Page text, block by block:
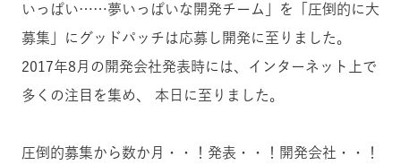
いっぱい……夢いっぱいな開発チーム」を「圧倒的に大
募集」にグッドパッチは応募し開発に至りました。
2017年8月の開発会社発表時には、インターネット上で
多くの注目を集め、 本日に至りました。
圧倒的募集から数か月・・！発表・・！開発会社・・！